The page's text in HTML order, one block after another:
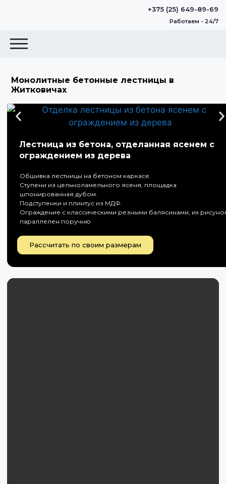
+375 (25) 649-89-69
Работаем - 24/7
Монолитные бетонные лестницы в
Житковичах
Лестница из бетона, отделанная ясенем с
ограждением из дерева
Обшивка лестницы на бетоном каркасе.
Ступени из цельноламельного ясеня, площадка
шпонированная дубом.
Подступенки и плинтус из МДФ.
Ограждение с классическими резными балясинами, их
параллелен поручню
Рассчитать по своим размерам